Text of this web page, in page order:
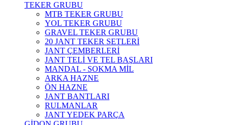
TEKER GRUBU
MTB TEKER GRUBU
YOL TEKER GRUBU
GRAVEL TEKER GRUBU
20 JANT TEKER SETLERİ
JANT ÇEMBERLERİ
JANT TELİ VE TEL BAŞLARI
MANDAL - SOKMA MİL
ARKA HAZNE
ÖN HAZNE
JANT BANTLARI
RULMANLAR
JANT YEDEK PARÇA